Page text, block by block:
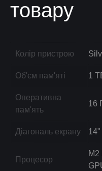
товару
Колір пристрою
Об'єм пам'яті 1
Оперативна
пам'ять
16
Діагональ екрану 14"
Процесор
M2